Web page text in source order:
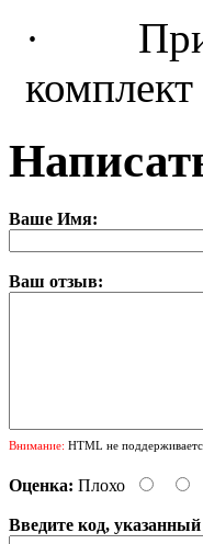
· При
Ваше Имя:
Ваш отзыв:
Внимание: HTML не
Оценка: Плохо
Введите код,